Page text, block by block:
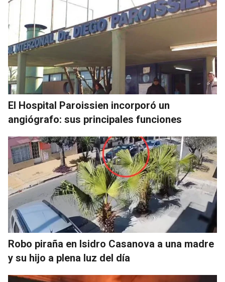
El Hospital Paroissien incorporó un
angiógrafo: sus principales funciones
Robo piraña en Isidro Casanova a una madre
y su hijo a plena luz del día